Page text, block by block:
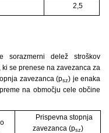
2,5
sorazmerni delež stroškov
se prenese na zavezanca za
zavezanca (psz) je enaka
na območju cele občine
Prispevna stopnja
zavezanca (psz)